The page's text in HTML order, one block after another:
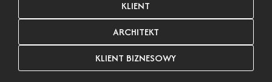
KLIENT
ARCHITEKT
KLIENT BIZNESOWY